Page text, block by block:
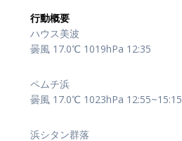
行動概要
ハウス美波
曇風 17.0℃ 1019hPa 12:35
ペムチ浜
曇風 17.0℃ 1023hPa 12:55~15:15
浜シタン群落